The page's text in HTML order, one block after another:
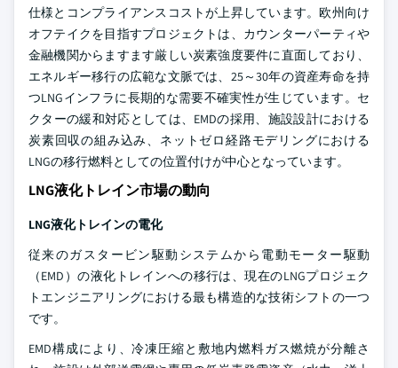
仕様とコンプライアンスコストが上昇しています。欧州向け
オフテイクを目指すプロジェクトは、カウンターパーティや
金融機関からますます厳しい炭素強度要件に直面しており、
エネルギー移行の広範な文脈では、25～30年の資産寿命を持
つLNGインフラに長期的な需要不確実性が生じています。セ
クターの緩和対応としては、EMDの採用、施設設計における
炭素回収の組み込み、ネットゼロ経路モデリングにおける
LNGの移行燃料としての位置付けが中心となっています。
LNG液化トレイン市場の動向
LNG液化トレインの電化
従来のガスタービン駆動システムから電動モーター駆動
（EMD）の液化トレインへの移行は、現在のLNGプロジェク
トエンジニアリングにおける最も構造的な技術シフトの一つ
です。
EMD構成により、冷凍圧縮と敷地内燃料ガス燃焼が分離さ